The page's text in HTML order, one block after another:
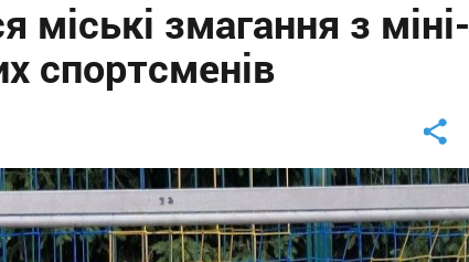
міські змагання з міні-
спортсменів